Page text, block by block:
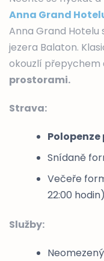
Anna Grand
Anna Grand
jezera Balaton.
okouzlí přepychem
prostorami.
Strava:
Snídaně
Večeře
22:00 hodin)
Služby: